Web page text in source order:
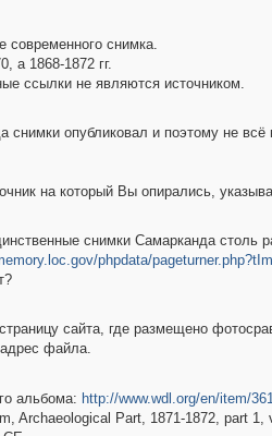
современного снимка.
а 1868-1872 гг.
ссылки не являются источником.
снимки опубликовал и поэтому не всё
на который Вы опирались,
снимки Самарканда столь
phpdata/
сайта, где размещено
файла.
альбома: http://www.wdl.org/en/item/
Archaeological Part, 1871-1872, part 1,